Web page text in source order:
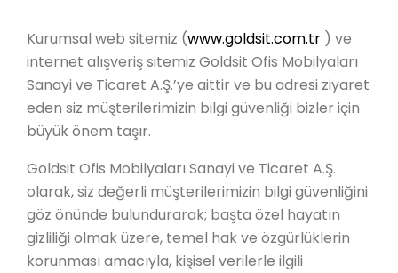
Kurumsal web sitemiz (www.goldsit.com.tr ) ve
internet alışveriş sitemiz Goldsit Ofis Mobilyaları
Sanayi ve Ticaret A.Ş.’ye aittir ve bu adresi ziyaret
eden siz müşterilerimizin bilgi güvenliği bizler için
büyük önem taşır.
Goldsit Ofis Mobilyaları Sanayi ve Ticaret A.Ş.
olarak, siz değerli müşterilerimizin bilgi güvenliğini
göz önünde bulundurarak; başta özel hayatın
gizliliği olmak üzere, temel hak ve özgürlüklerin
korunması amacıyla, kişisel verilerle ilgili